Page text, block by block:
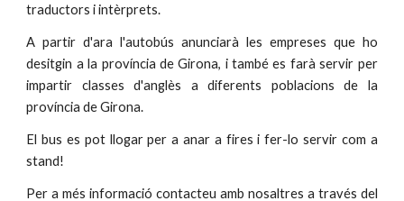
traductors i intèrprets.
A partir d'ara l'autobús anunciarà les empreses que ho
desitgin a la província de Girona, i també es farà servir per
impartir classes d'anglès a diferents poblacions de la
província de Girona.
El bus es pot llogar per a anar a fires i fer-lo servir com a
stand!
Per a més informació contacteu amb nosaltres a través del